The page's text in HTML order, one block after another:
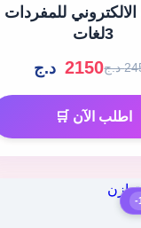
الالكتروني للمفردات
3لغات
د.ج 2150 د.ج
اطلب الآن 🛒
-